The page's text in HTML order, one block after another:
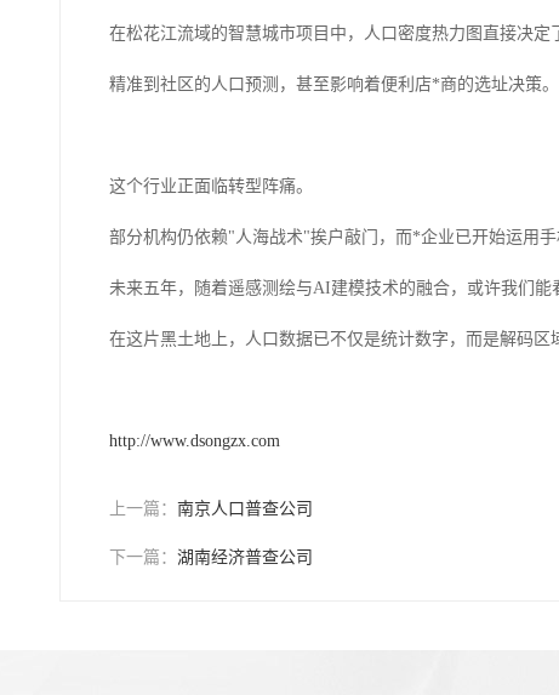
在松花江流域的智慧城市项目中，人口密度热力图直接决定
精准到社区的人口预测，甚至影响着便利店*商的选址决策。
这个行业正面临转型阵痛。
部分机构仍依赖"人海战术"挨户敲门，而*企业已开始运用手
未来五年，随着遥感测绘与AI建模技术的融合，或许我们
在这片黑土地上，人口数据已不仅是统计数字，而是解码区
http://www.dsongzx.com
上一篇： 南京人口普查公司
下一篇： 湖南经济普查公司